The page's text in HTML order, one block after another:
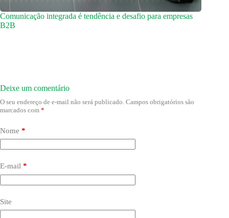
Comunicação integrada é tendência e desafio para empresas
B2B
Deixe um comentário
O seu endereço de e-mail não será publicado. Campos obrigatórios são
marcados com *
Nome *
E-mail *
Site